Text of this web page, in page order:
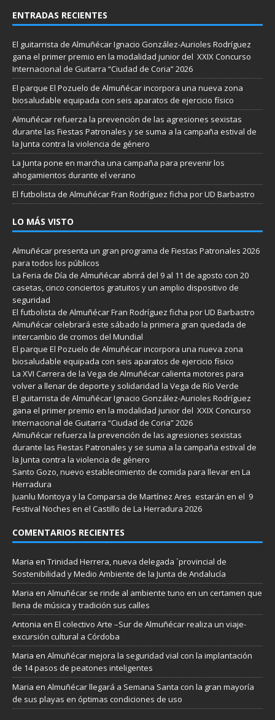
ENTRADAS RECIENTES
El guitarrista de Almuñécar Ignacio González-Aurioles Rodríguez
gana el primer premio en la modalidad junior del XXIX Concurso
Internacional de Guitarra “Ciudad de Coria” 2026
El parque El Pozuelo de Almuñécar incorpora una nueva zona
biosaludable equipada con seis aparatos de ejercicio físico
Almuñécar refuerza la prevención de las agresiones sexistas
durante las Fiestas Patronales y se suma a la campaña estival de
la Junta contra la violencia de género
La Junta pone en marcha una campaña para prevenir los
ahogamientos durante el verano
El futbolista de Almuñécar Fran Rodríguez ficha por UD Barbastro
LO MÁS VISTO
Almuñécar presenta un gran programa de Fiestas Patronales 2026
para todos los públicos
La Feria de Día de Almuñécar abrirá del 9 al 11 de agosto con 20
casetas, cinco conciertos gratuitos y un amplio dispositivo de
seguridad
El futbolista de Almuñécar Fran Rodríguez ficha por UD Barbastro
Almuñécar celebrará este sábado la primera gran quedada de
intercambio de cromos del Mundial
El parque El Pozuelo de Almuñécar incorpora una nueva zona
biosaludable equipada con seis aparatos de ejercicio físico
La XVI Carrera de la Vega de Almuñécar calienta motores para
volver a llenar de deporte y solidaridad la Vega de Río Verde
El guitarrista de Almuñécar Ignacio González-Aurioles Rodríguez
gana el primer premio en la modalidad junior del XXIX Concurso
Internacional de Guitarra “Ciudad de Coria” 2026
Almuñécar refuerza la prevención de las agresiones sexistas
durante las Fiestas Patronales y se suma a la campaña estival de
la Junta contra la violencia de género
Santo Gozo, nuevo establecimiento de comida para llevar en La
Herradura
Juanlu Montoya y la Comparsa de Martínez Ares estarán en el 9
Festival Noches en el Castillo de La Herradura 2026
COMENTARIOS RECIENTES
Maria en Trinidad Herrera, nueva delegada `provincial de
Sostenibilidad y Medio Ambiente de la Junta de Andalucía
Maria en Almuñécar se rinde al ambiente tuno en un certamen que
llena de música y tradición sus calles
Antonia en El colectivo Arte –Sur de Almuñécar realiza un viaje-
excursión cultural a Córdoba
Maria en Almuñécar mejora la seguridad vial con la implantación
de 14 pasos de peatones inteligentes
Maria en Almuñécar llegará a Semana Santa con la gran mayoría
de sus playas en óptimas condiciones de uso